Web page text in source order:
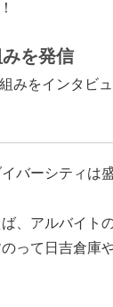
を発信
みをインタビ
バーシティは
、アルバイト
って日吉倉庫